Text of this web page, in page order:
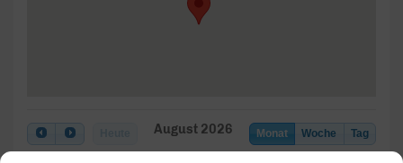
Monat Woche Tag
August 2026